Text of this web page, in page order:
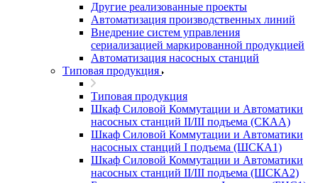
Другие реализованные проекты
Автоматизация производственных линий
Внедрение систем управления
сериализацией маркированной продукцией
Автоматизация насосных станций
Типовая продукция
Типовая продукция
Шкаф Силовой Коммутации и Автоматики
насосных станций II/III подъема (СКАА)
Шкаф Силовой Коммутации и Автоматики
насосных станций I подъема (ШСКА1)
Шкаф Силовой Коммутации и Автоматики
насосных станций II/III подъема (ШСКА2)